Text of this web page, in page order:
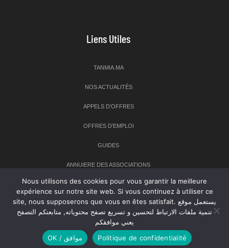
Liens Utiles
TANMIA.MA
NOS ACTUALITÉS
APPELS D’OFFRES
OFFRES D’EMPLOI
GUIDES
ANNUIERE DES ASSOCIATIONS
Newsletter
Inscrivez-vous à notre newsletter pour recevoir les dernières
nouvelles sur TANMIA
Nous utilisons des cookies pour vous garantir la meilleure
expérience sur notre site web. Si vous continuez à utiliser ce
site, nous supposerons que vous en êtes satisfait. يستعمل موقع
تنمية ملفات الارتباط لتحسين و تسريع تصفح محتوياته, متابعتكم التصفح
يعني موافقكم
OK / موافق
Politique de confidentialité